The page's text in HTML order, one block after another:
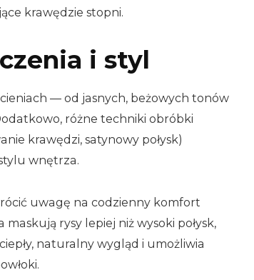
krawędzie stopni.
i styl
— od jasnych, beżowych tonów
różne techniki obróbki
krawędzi, satynowy połysk)
wnętrza.
uwagę na codzienny komfort
rysy lepiej niż wysoki połysk,
naturalny wygląd i umożliwia